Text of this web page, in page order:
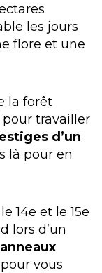
les jours
flore et une
la forêt
travailler
d’un
là pour en
14e et le 15e
lors d’un
vous